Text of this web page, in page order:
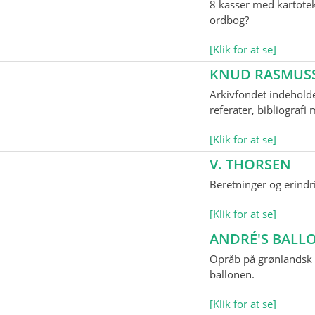
8 kasser med
ordbog?
[Klik for at se]
KNUD
Arkivfondet
referater, bibliografi
[Klik for at se]
V. THORSEN
Beretninger og
[Klik for at se]
ANDRÉ'S
Opråb på
ballonen.
[Klik for at se]